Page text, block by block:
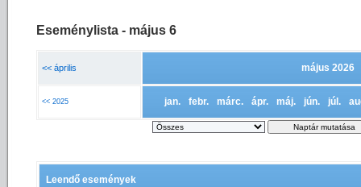
Eseménylista - május 6
<< április május 2026
<< 2025 jan. febr. márc. ápr. máj. jún. júl.
Leendő események